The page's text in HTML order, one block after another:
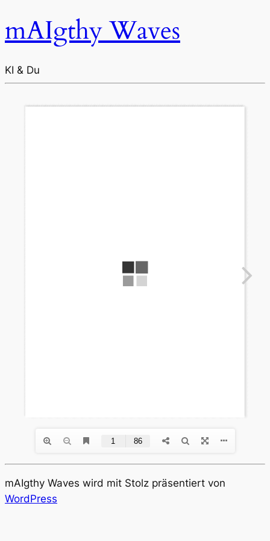
mAIgthy Waves
KI & Du
mAIgthy Waves wird mit Stolz präsentiert von
WordPress